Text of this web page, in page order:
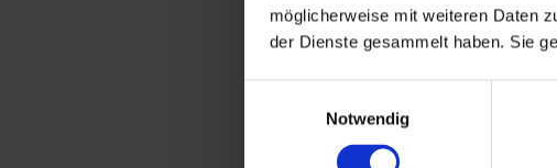
möglicherweise mit weiteren Daten
der Dienste gesammelt haben. Sie
Notwendig
SHI-
PDF, 4,44 MB